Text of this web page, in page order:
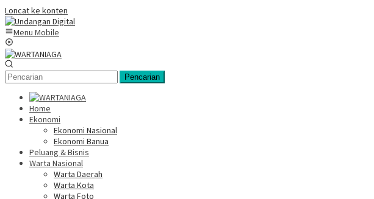
Loncat ke konten
Menu Mobile
Pencarian
Home
Ekonomi
Ekonomi Nasional
Ekonomi Banua
Peluang & Bisnis
Warta Nasional
Warta Daerah
Warta Kota
Warta Foto